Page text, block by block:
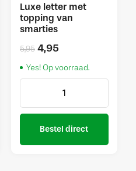
Luxe letter met
topping van
smarties
5,95 4,95
Yes! Op voorraad.
Bestel direct